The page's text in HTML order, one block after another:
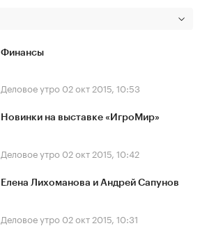
Финансы
Деловое утро 02 окт 2015, 10:53
Новинки на выставке «ИгроМир»
Деловое утро 02 окт 2015, 10:42
Елена Лихоманова и Андрей Сапунов
Деловое утро 02 окт 2015, 10:31